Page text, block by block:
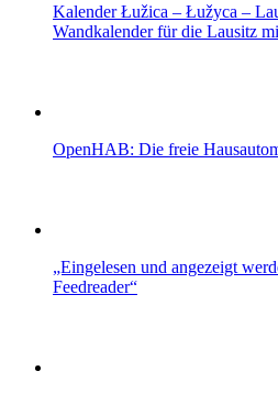
Kalender Łužica – Łužyca –
Wandkalender für die Lausitz
OpenHAB: Die freie
„Eingelesen und angezeigt
Feedreader“